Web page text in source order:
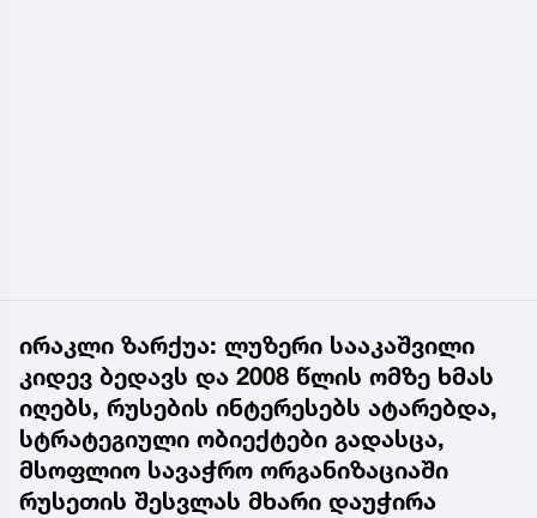
ირაკლი ზარქუა: ლუზერი სააკაშვილი
კიდევ ბედავს და 2008 წლის ომზე ხმას
იღებს, რუსების ინტერესებს ატარებდა,
სტრატეგიული ობიექტები გადასცა,
მსოფლიო სავაჭრო ორგანიზაციაში
რუსეთის შესვლას მხარი დაუჭირა